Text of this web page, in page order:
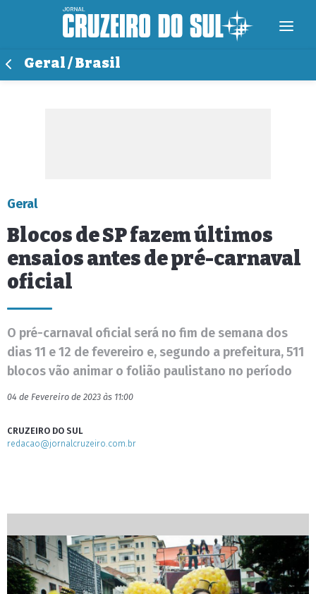
Geral / Brasil
Geral
Blocos de SP fazem últimos
ensaios antes de pré-carnaval
oficial
O pré-carnaval oficial será no fim de semana dos
dias 11 e 12 de fevereiro e, segundo a prefeitura, 511
blocos vão animar o folião paulistano no período
04 de Fevereiro de 2023 às 11:00
CRUZEIRO DO SUL
redacao@jornalcruzeiro.com.br